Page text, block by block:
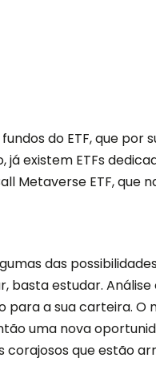
do ETF, que por
existem ETFs
Metaverse ETF, que
das
basta estudar.
para a sua carteira.
uma nova
que estão